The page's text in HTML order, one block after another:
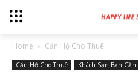
Home Căn Hộ Cho Thuê
Căn Hộ Cho Thuê Khách Sạn Bạn Cần